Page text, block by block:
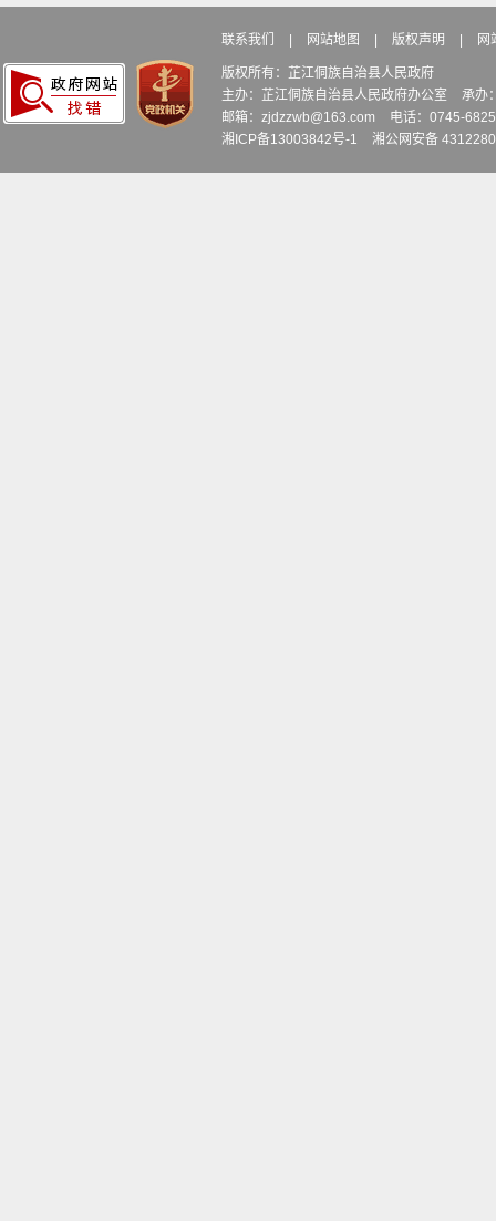
联系我们 网站地图 版权声明 网
版权所有：芷江侗族自治县人民政府
主办：芷江侗族自治县人民政府办公室
承办
邮箱：zjdzzwb@163.com
电话：0745-
湘ICP备13003842号-1
湘公网安备